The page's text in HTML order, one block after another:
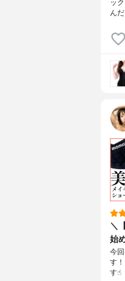
ッ
ん
＼
始
今
す
す☝︎